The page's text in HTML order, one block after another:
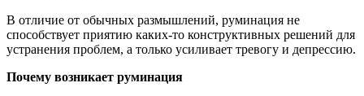
В отличие от обычных размышлений, руминация не
способствует приятию каких-то конструктивных решений для
устранения проблем, а только усиливает тревогу и депрессию.
Почему возникает руминация